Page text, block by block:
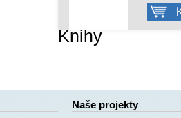
Knihy
Naše projekty